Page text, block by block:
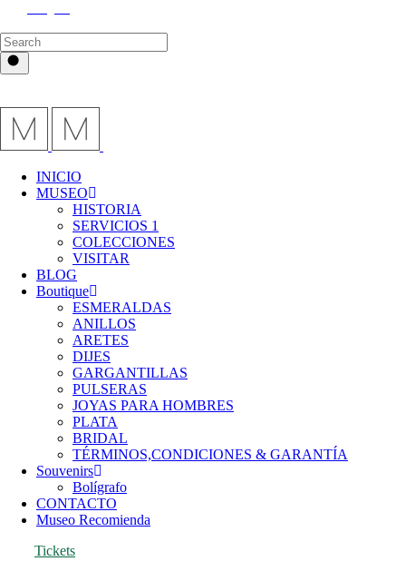
INICIO
MUSEO
HISTORIA
SERVICIOS 1
COLECCIONES
VISITAR
BLOG
Boutique
ESMERALDAS
ANILLOS
ARETES
DIJES
GARGANTILLAS
PULSERAS
JOYAS PARA HOMBRES
PLATA
BRIDAL
TÉRMINOS,CONDICIONES & GARANTÍA
Souvenirs
Bolígrafo
CONTACTO
Museo Recomienda
Tickets